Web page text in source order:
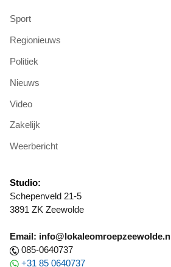
Sport
Regionieuws
Politiek
Nieuws
Video
Zakelijk
Weerbericht
Studio:
Schepenveld 21-5
3891 ZK Zeewolde
Email: info@lokaleomroepzeewolde.nl
085-0640737
+31 85 0640737